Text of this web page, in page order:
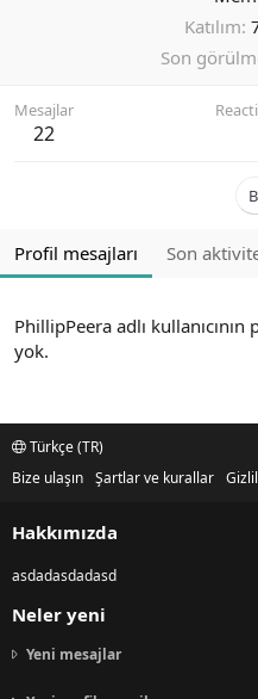
Katılım
Son
Mesajlar
22
Profil mesajları Son
PhillipPeera adlı
yok.
Türkçe (TR)
Bize ulaşın Şartlar ve kurallar
Hakkımızda
asdadasdadasd
Neler yeni
Yeni mesajlar